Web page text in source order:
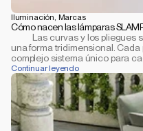
Iluminación, Marcas
Cómo nacen las lámparas
           Las curvas y los pliegues se articulan manualmente para dar
una forma tridimensional.
complejo sistema único para
Continuar leyendo